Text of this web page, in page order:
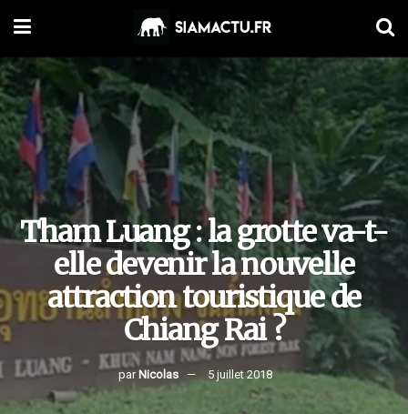
Tham Luang : la grotte va-t-
elle devenir la nouvelle
attraction touristique de
Chiang Rai ?
par Nicolas 5 juillet 2018